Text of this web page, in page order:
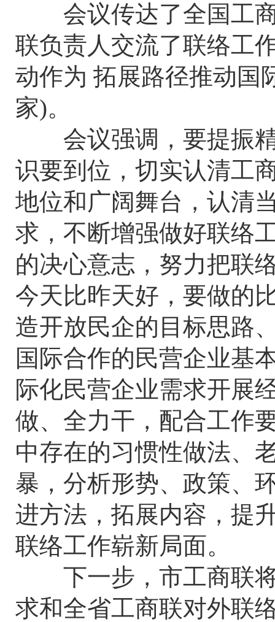
会议传达了全国工商
联负责人交流了联络工
动作为 拓展路径推动国
家)。
会议强调，要提振精
识要到位，切实认清工
地位和广阔舞台，认清
求，不断增强做好联络
的决心意志，努力把联
今天比昨天好，要做的
造开放民企的目标思路
国际合作的民营企业基
际化民营企业需求开展
做、全力干，配合工作
中存在的习惯性做法、
暴，分析形势、政策、
进方法，拓展内容，提
联络工作崭新局面。
下一步，市工商联将
求和全省工商联对外联